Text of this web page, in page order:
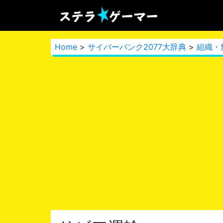
Home > サイバーパンク2077大辞典 > 組織・